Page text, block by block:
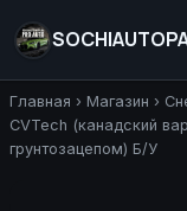
Главная › Магазин ›
CVTech (канадский
грунтозацепом) Б/У